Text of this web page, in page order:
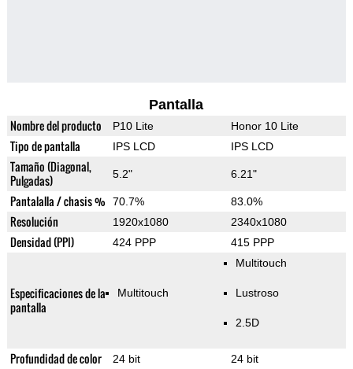
Pantalla
Nombre del producto P10 Lite Honor 10 Lite
Tipo de pantalla IPS LCD IPS LCD
Tamaño (Diagonal,
Pulgadas)
5.2" 6.21"
Pantalalla / chasis % 70.7% 83.0%
Resolución 1920x1080 2340x1080
Densidad (PPI) 424 PPP 415 PPP
Especificaciones de la
pantalla
Multitouch
Multitouch
Lustroso
2.5D
Profundidad de color 24 bit 24 bit